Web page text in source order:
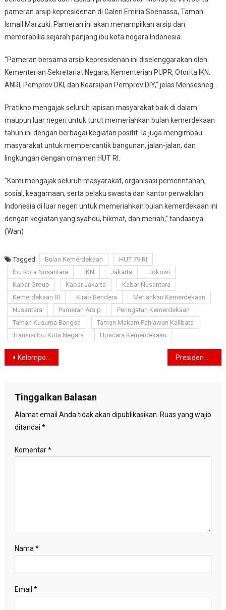
pameran arsip kepresidenan di Galeri Emiria Soenassa, Taman
Ismail Marzuki. Pameran ini akan menampilkan arsip dan
memorabilia sejarah panjang ibu kota negara Indonesia.
“Pameran bersama arsip kepresidenan ini diselenggarakan oleh
Kementerian Sekretariat Negara, Kementerian PUPR, Otorita IKN,
ANRI, Pemprov DKI, dan Kearsipan Pemprov DIY,” jelas Mensesneg.
Pratikno mengajak seluruh lapisan masyarakat baik di dalam
maupun luar negeri untuk turut memeriahkan bulan kemerdekaan
tahun ini dengan berbagai kegiatan positif. Ia juga mengimbau
masyarakat untuk mempercantik bangunan, jalan-jalan, dan
lingkungan dengan ornamen HUT RI.
“Kami mengajak seluruh masyarakat, organisasi pemerintahan,
sosial, keagamaan, serta pelaku swasta dan kantor perwakilan
Indonesia di luar negeri untuk memeriahkan bulan kemerdekaan ini
dengan kegiatan yang syahdu, hikmat, dan meriah,” tandasnya
(Wan)
Tagged Bulan Kemerdekaan
HUT 79 RI
Ibu Kota Nusantara
IKN Jakarta
Jokowi
Kabar Group
Kabar Jakarta
Kabar Nusantara
Kemerdekaan RI
Kirab Bendera
Meriahkan Kemerdekaan
Nusantara
Pameran Arsip
Peringatan Kemerdekaan
Taman Kusuma Bangsa
Taman Makam Pahlawan Kalibata
Transisi Ibu Kota Negara
Upacara Kemerdekaan
Navigasi
Kelompok Hamas dan Fatah Akan Bertemu di Beijing untuk Bahas Rekonsiliasi
Tinggalkan Balasan
Alamat email Anda tidak akan dipublikasikan. Ruas yang wajib
ditandai *
Komentar*
Nama *
Email *